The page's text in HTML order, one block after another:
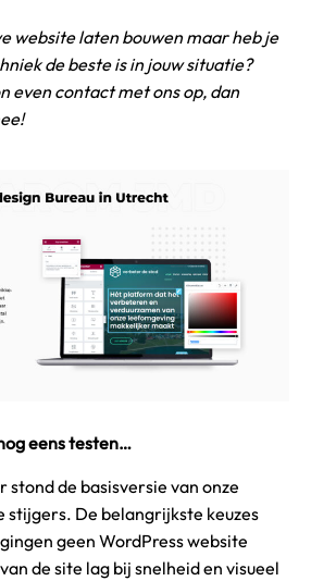
website laten bouwen maar heb je
de beste is in jouw situatie?
even contact met ons op, dan
eens testen…
stond de basisversie van onze
stijgers. De belangrijkste keuzes
geen WordPress website
de site lag bij snelheid en visueel